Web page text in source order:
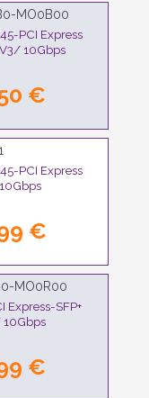
MO0B00
PCI Express
10Gbps
€
PCI Express
€
MO0R00
Express-SFP+
€